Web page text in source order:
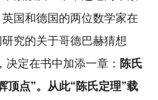
国和德国的两位数学家在
究的关于哥德巴赫猜想
决定在书中加添一章： 陈氏
顶点”。从此“陈氏定理”载